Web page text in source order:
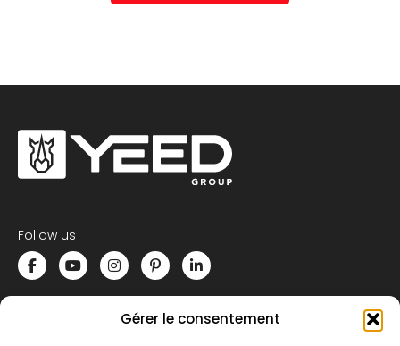
Gérer le consentement
Follow us
contact@yeedgroup.com